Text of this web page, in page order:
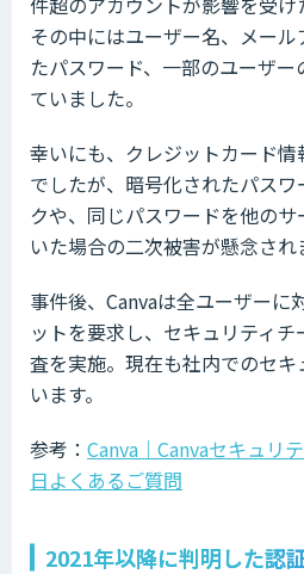
その中にはユーザー名、メー
たパスワード、一部のユーザ
ていました。
幸いにも、クレジットカード
でしたが、暗号化されたパス
クや、同じパスワードを他の
いた場合の二次被害が懸念され
事件後、Canvaは全ユーザーに
ットを要求し、セキュリティ
査を実施。現在も社内でのセ
います。
参考： Canva｜Canvaセキュリ
日よくあるご質問
2021年以降に判明した認